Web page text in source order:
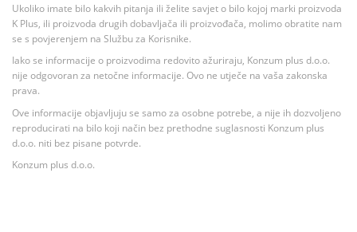
Ukoliko imate bilo kakvih pitanja ili želite savjet o bilo kojoj marki proizvoda
K Plus, ili proizvoda drugih dobavljača ili proizvođača, molimo obratite nam
se s povjerenjem na Službu za Korisnike.
Iako se informacije o proizvodima redovito ažuriraju, Konzum plus d.o.o.
nije odgovoran za netočne informacije. Ovo ne utječe na vaša zakonska
prava.
Ove informacije objavljuju se samo za osobne potrebe, a nije ih dozvoljeno
reproducirati na bilo koji način bez prethodne suglasnosti Konzum plus
d.o.o. niti bez pisane potvrde.
Konzum plus d.o.o.